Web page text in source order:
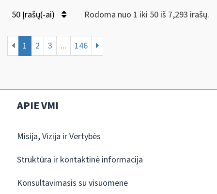
50 Įrašų(-ai) Rodoma nuo 1 iki 50 iš 7,293 irašų.
1 2 3 ... 146
APIE VMI
Misija, Vizija ir Vertybės
Struktūra ir kontaktinė informacija
Konsultavimasis su visuomene